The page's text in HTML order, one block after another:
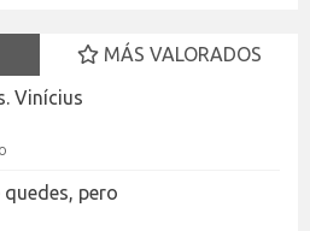
MÁS VALORADOS
Vinícius
pero